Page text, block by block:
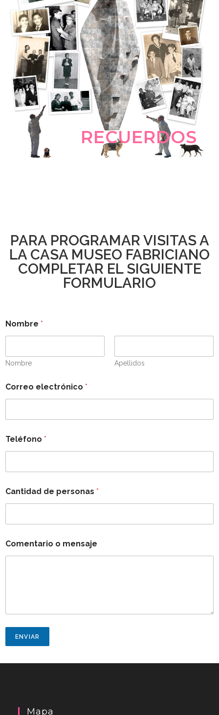
RECUERDOS
PARA PROGRAMAR VISITAS A
LA CASA MUSEO FABRICIANO
COMPLETAR EL SIGUIENTE
FORMULARIO
Nombre *
Nombre Apellidos
Correo electrónico *
Teléfono *
Cantidad de personas *
Comentario o mensaje
ENVIAR
Mapa